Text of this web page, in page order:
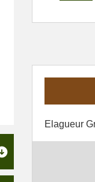
Elagueur